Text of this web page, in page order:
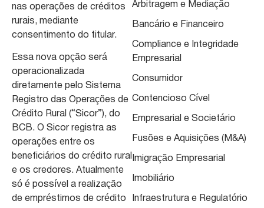
nas operações de créditos
rurais, mediante
consentimento do titular.
Essa nova opção será
operacionalizada
diretamente pelo Sistema
Registro das Operações de
Crédito Rural (“Sicor”), do
BCB. O Sicor registra as
operações entre os
beneficiários do crédito rural
e os credores. Atualmente
só é possível a realização
de empréstimos de crédito
Arbitragem e Mediação
Bancário e Financeiro
Compliance e Integridade
Empresarial
Consumidor
Contencioso Cível
Empresarial e Societário
Fusões e Aquisições (M&A)
Imigração Empresarial
Imobiliário
Infraestrutura e Regulatório